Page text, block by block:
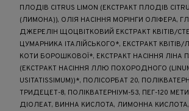
ПЛОДІВ CITRUS LIMON (ЕКСТРАКТ ПЛОДІВ
(ЛИМОНА)), ОЛІЯ НАСІННЯ МОРІНГИ ОЛІФЕРА,
ДЖЕРЕЛІН ЩОЦВІТКОВИЙ ЕКСТРАКТ КВІТІВ/
ЦУМАРНИКА ІТАЛІЙСЬКОГО*, ЕКСТРАКТ
КОТИ БОРОШКОВОЇ*, ЕКСТРАКТ НАСІННЯ
(ЕКСТРАКТ НАСІННЯ ЛЛЮ ПОХОРОДНОГО
USITATISSIMUM))*, ПОЛІСОРБАТ 20,
ТРИДЕЦЕТ-8, ПОЛІКВАТЕРНІУМ-53, ПЕГ-120
ДІОЛЕАТ, ВИННА КИСЛОТА, ЛИМОННА